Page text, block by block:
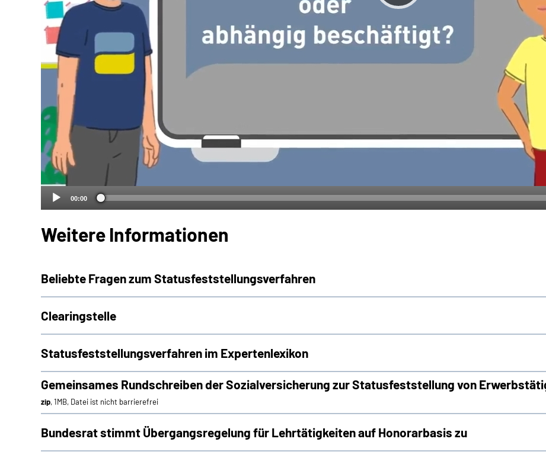
00:00
Weitere Informationen
Beliebte Fragen zum Statusfeststellungsverfahren
Clearingstelle
Statusfeststellungsverfahren im Expertenlexikon
Gemeinsames Rundschreiben der Sozialversicherung zur Statusfeststellung von
zip, 1MB, Datei ist nicht barrierefrei
Bundesrat stimmt Übergangsregelung für Lehrtätigkeiten auf Honorarbasis zu